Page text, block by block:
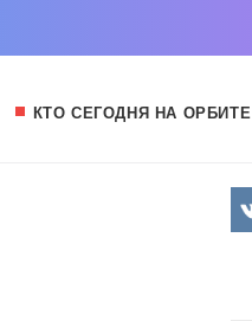
КТО СЕГОДНЯ НА ОРБИТЕ